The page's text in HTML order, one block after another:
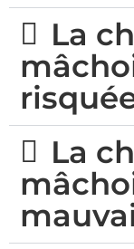
La
La